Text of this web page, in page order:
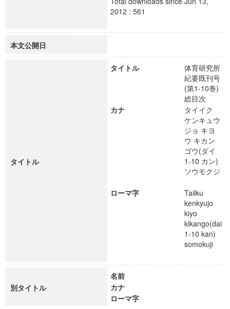
2012 : 561
本文公開日
タイトル
タイトル
体育研究所
紀要既刊号
(第1-10巻)
総目次
カナ
タイイク
ケンキュウ
ジョ キヨ
ウ キカン
ゴウ(ダイ
1-10 カン)
ソウモクジ
ローマ字
Taiiku
kenkyujo
kiyo
kikango(dai
1-10 kan)
somokuji
別タイトル
名前
カナ
ローマ字